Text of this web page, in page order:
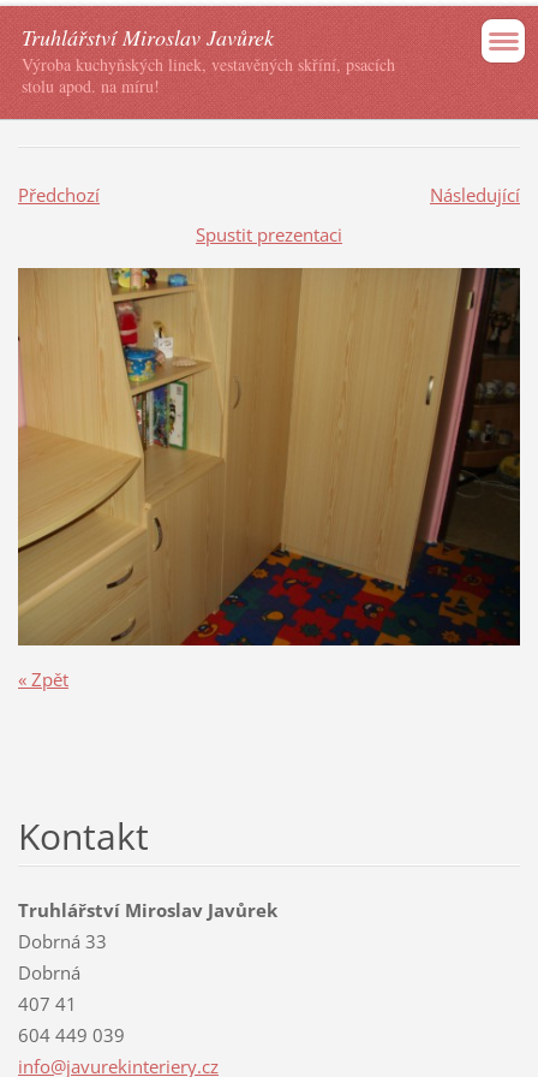
Truhlářství Miroslav Javůrek
Výroba kuchyňských linek, vestavěných skříní, psacích
stolu apod. na míru!
Předchozí
Následující
Spustit prezentaci
« Zpět
Kontakt
Truhlářství Miroslav Javůrek
Dobrná 33
Dobrná
407 41
604 449 039
info@javurekinteriery.cz